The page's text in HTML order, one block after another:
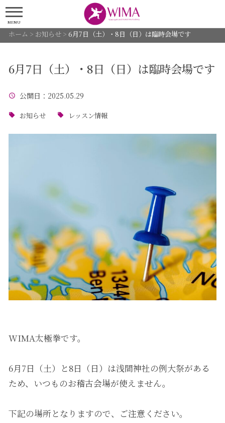
MENU
ホーム > お知らせ> 6月7日（土）・8日（日）は臨時会場です
6月7日（土）・8日（日）は臨時会場です
公開日 ：2025.05.29
お知らせ レッスン情報
WIMA太極拳です。
6月7日（土）と8日（日）は浅間神社の例大祭がある
ため、いつものお稽古会場が使えません。
下記の場所となりますので、ご注意ください。